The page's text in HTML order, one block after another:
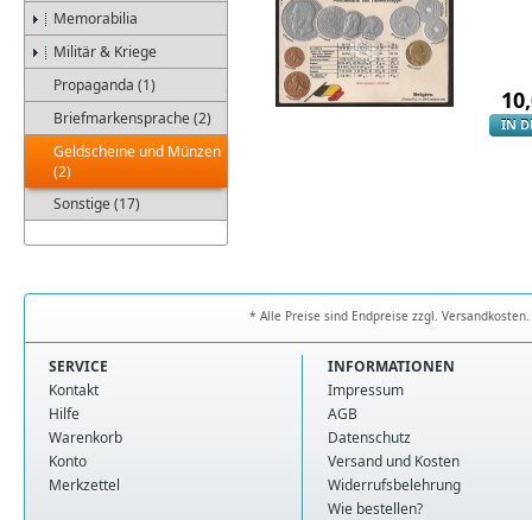
Memorabilia
Militär & Kriege
Propaganda (1)
Briefmarkensprache (2)
Geldscheine und Münzen
(2)
Sonstige (17)
IN
* Alle Preise sind Endpreise zzgl.
SERVICE
Kontakt
Hilfe
Warenkorb
Konto
Merkzettel
INFORMATIONEN
Impressum
AGB
Datenschutz
Versand und Kosten
Widerrufsbelehrung
Wie bestellen?